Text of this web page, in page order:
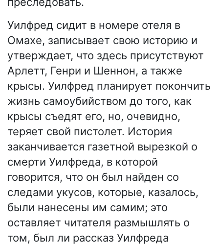
Уилфред сидит в номере отеля в
Омахе, записывает свою историю и
утверждает, что здесь присутствуют
Арлетт, Генри и Шеннон, а также
крысы. Уилфред планирует покончить
жизнь самоубийством до того, как
крысы съедят его, но, очевидно,
теряет свой пистолет. История
заканчивается газетной вырезкой о
смерти Уилфреда, в которой
говорится, что он был найден со
следами укусов, которые, казалось,
были нанесены им самим; это
оставляет читателя размышлять о
том, был ли рассказ Уилфреда